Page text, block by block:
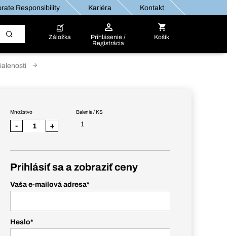
Responsibility Kariéra Kontakt
Záložka
Prihlásenie /
Registrácia
Košík
Balenie / KS
1
Množstvo
- +
Prihlásiť sa a zobraziť ceny
Vaša e-mailová adresa*
Heslo*